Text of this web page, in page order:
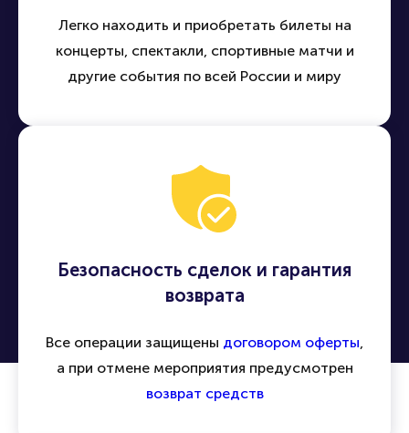
Легко находить и приобретать билеты на
концерты, спектакли, спортивные матчи и
другие события по всей России и миру
Безопасность сделок и гарантия
возврата
Все операции защищены договором оферты,
а при отмене мероприятия предусмотрен
возврат средств